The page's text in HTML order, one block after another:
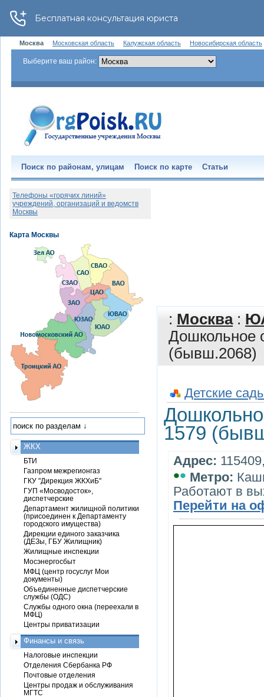
Москва Московская область Калужская область Новосибирская область
Выберите ваш район:
Поиск по районам, улицам Поиск по карте Статьи
: Москва:
Дошкольное
(бывш.2068)
Детские
1579
Адрес:
•• Метро:
Работают в
Перейти на
Телефоны «горячих линий»
учреждений, организаций и ведомств
Москвы
ЖКХ
БТИ
Газпром межрегионгаз
ГКУ "Дирекция ЖКХиБ"
ГУП «Мосводосток»,
диспетчерские
Департамент жилищной политики
(присоединен к Департаменту
городского имущества)
Дирекции единого заказчика
(ДЕЗы, ГБУ Жилищник)
Жилищные инспекции
Мосэнергосбыт
МФЦ (центр госуслуг Мои
документы)
Объединенные диспетчерские
службы (ОДС)
Службы одного окна (переехали в
МФЦ)
Центры приватизации
Финансы и связь
Налоговые инспекции
Отделения Сбербанка РФ
Почтовые отделения
Центры продаж и обслуживания
МГТС